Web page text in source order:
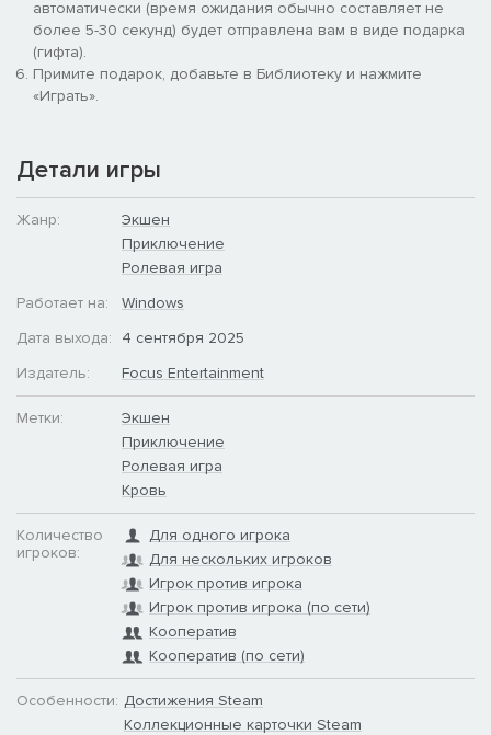
Сыны Феникса
- Геральдика ордена, л. наплечник
- Набор цветов Naggaroth Night
- Метка подлинной поддержки, пр. наплечник
- Метка Имперских Кулаков, пр. наголенник
Красные Храмовники
- Набор цветов Astorath Red
- Метка подлинной поддержки, пр. наплечник
- Метка Имперских Кулаков, л. наголенник
- Фрагмент брони, пр. наплечник
Захватчики
- Геральдика ордена, л. наплечник
- Набор цветов Warboss Green
- Метка линии фронта, пр. наплечник
- Метка Имперских Кулаков, пр. наголенник
автоматически (время ожидания обычно составляет не
более 5-30 секунд) будет отправлена вам в виде подарка
(гифта).
Примите подарок, добавьте в Библиотеку и нажмите
«Играть».
Детали игры
Жанр:
Экшен
Приключение
Ролевая игра
Работает на:
Windows
Дата выхода:
4 сентября 2025
Издатель:
Focus Entertainment
Метки:
Экшен
Приключение
Ролевая игра
Кровь
Количество
игроков:
Для одного игрока
Для нескольких игроков
Игрок против игрока
Игрок против игрока (по сети)
Кооператив
Кооператив (по сети)
Особенности: Достижения Steam
Коллекционные карточки Steam